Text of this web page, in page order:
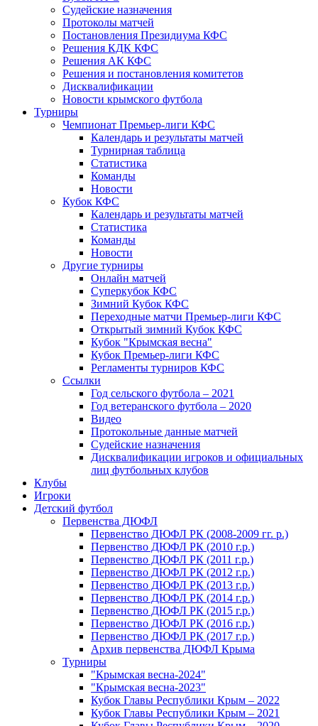
Судейские назначения
Протоколы матчей
Постановления Президиума КФС
Решения КДК КФС
Решения АК КФС
Решения и постановления комитетов
Дисквалификации
Новости крымского футбола
Турниры
Чемпионат Премьер-лиги КФС
Календарь и результаты матчей
Турнирная таблица
Статистика
Команды
Новости
Кубок КФС
Календарь и результаты матчей
Статистика
Команды
Новости
Другие турниры
Онлайн матчей
Суперкубок КФС
Зимний Кубок КФС
Переходные матчи Премьер-лиги КФС
Открытый зимний Кубок КФС
Кубок "Крымская весна"
Кубок Премьер-лиги КФС
Регламенты турниров КФС
Ссылки
Год сельского футбола – 2021
Год ветеранского футбола – 2020
Видео
Протокольные данные матчей
Судейские назначения
Дисквалификации игроков и официальных
лиц футбольных клубов
Клубы
Игроки
Детский футбол
Первенства ДЮФЛ
Первенство ДЮФЛ РК (2008-2009 гг. р.)
Первенство ДЮФЛ РК (2010 г.р.)
Первенство ДЮФЛ РК (2011 г.р.)
Первенство ДЮФЛ РК (2012 г.р.)
Первенство ДЮФЛ РК (2013 г.р.)
Первенство ДЮФЛ РК (2014 г.р.)
Первенство ДЮФЛ РК (2015 г.р.)
Первенство ДЮФЛ РК (2016 г.р.)
Первенство ДЮФЛ РК (2017 г.р.)
Архив первенства ДЮФЛ Крыма
Турниры
"Крымская весна-2024"
"Крымская весна-2023"
Кубок Главы Республики Крым – 2022
Кубок Главы Республики Крым – 2021